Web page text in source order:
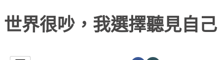
世界很吵，我選擇聽見自己